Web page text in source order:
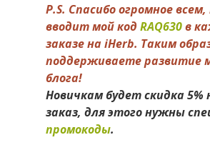
P.S. Спасибо огромное
вводит мой код RAQ630в
заказе на iHerb. Таким
поддерживаете развитие
блога!
Новичкам будет скидка 5%
заказ, для этого нужны
промокоды.